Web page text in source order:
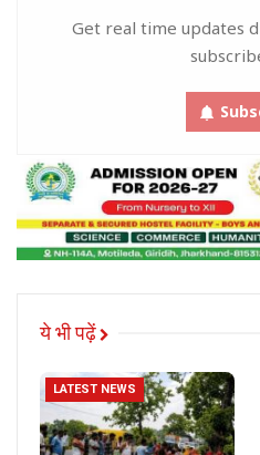
Get real time updates
ये भी पढ़ें
LATEST NEWS